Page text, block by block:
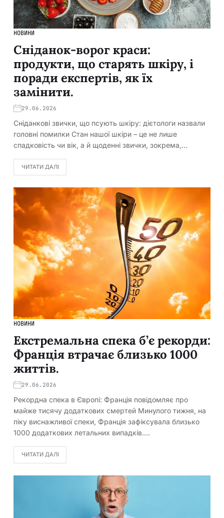
НОВИНИ
Сніданок-ворог краси:
продукти, що старять шкіру, і
поради експертів, як їх
замінити.
29.06.2026
Сніданкові звички, що псують шкіру: дієтологи назвали
головні помилки Стан нашої шкіри – це не лише
спадковість чи вік, а й щоденні звички, зокрема,…
ЧИТАТИ ДАЛІ
НОВИНИ
Екстремальна спека б’є рекорди:
Франція втрачає близько 1000
життів.
29.06.2026
Рекордна спека в Європі: Франція повідомляє про
майже тисячу додаткових смертей Минулого тижня, на
піку виснажливої спеки, Франція зафіксувала близько
1000 додаткових летальних випадків.…
ЧИТАТИ ДАЛІ